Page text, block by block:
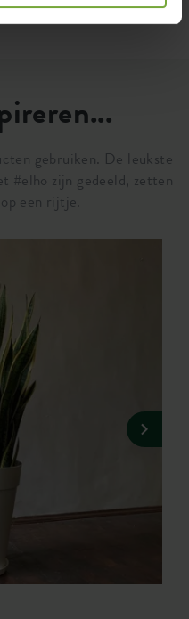
gebruiken. De leukste
#elho zijn gedeeld, zetten
een rijtje.